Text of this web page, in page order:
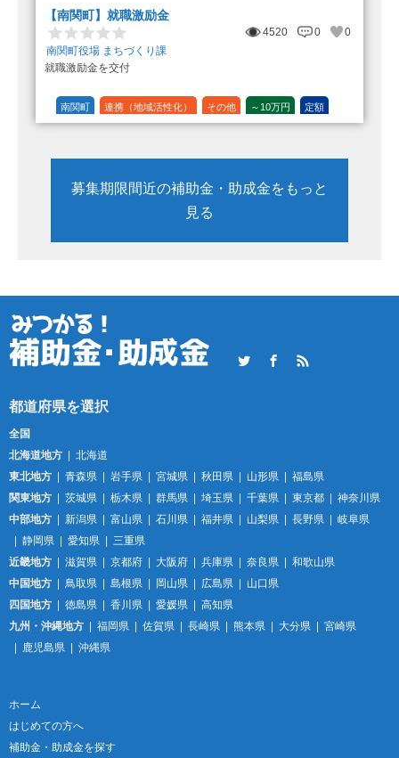
【南関町】就職激励金
4520 0
0
南関町役場 まちづくり課
就職激励金を交付
南関町 連携（地域活性化） その他 ～10万円 定額
募集期限間近の補助金・助成金をもっと
見る
TwitterFacebookRSS
全国
北海道地方
北海道
東北地方
青森県 岩手県 宮城県 秋田県 山形県
福島県
関東地方
茨城県 栃木県 群馬県 埼玉県 千葉県 東京都
神奈川県
中部地方
新潟県 富山県 石川県 福井県 山梨県 長野県
岐阜県
静岡県
愛知県
三重県
近畿地方
滋賀県 京都府 大阪府 兵庫県 奈良県
和歌山県
中国地方
鳥取県 島根県 岡山県 広島県
山口県
四国地方
徳島県 香川県 愛媛県
高知県
九州・沖縄地方
福岡県 佐賀県 長崎県 熊本県 大分県
宮崎県
鹿児島県
沖縄県
ホーム
はじめての方へ
補助金・助成金を探す